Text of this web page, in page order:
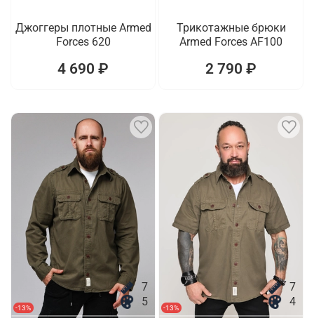
Джоггеры плотные Armed
Forces 620
4 690 ₽
Трикотажные брюки
Armed Forces AF100
2 790 ₽
-13%
7
5
-13%
7
4